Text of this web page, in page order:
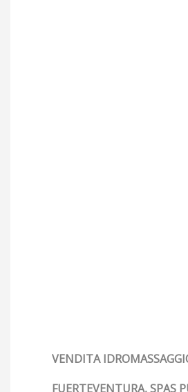
VENDITA
FUERTEVENTURA, SPAS